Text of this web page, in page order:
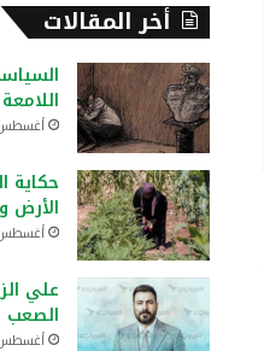
أخر المقالات
أغسطس 6,
حكاية
الأرض
أغسطس 6,
علي
الصعب
أغسطس 6,